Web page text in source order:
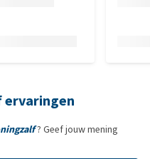
ervaringen
? Geef jouw mening